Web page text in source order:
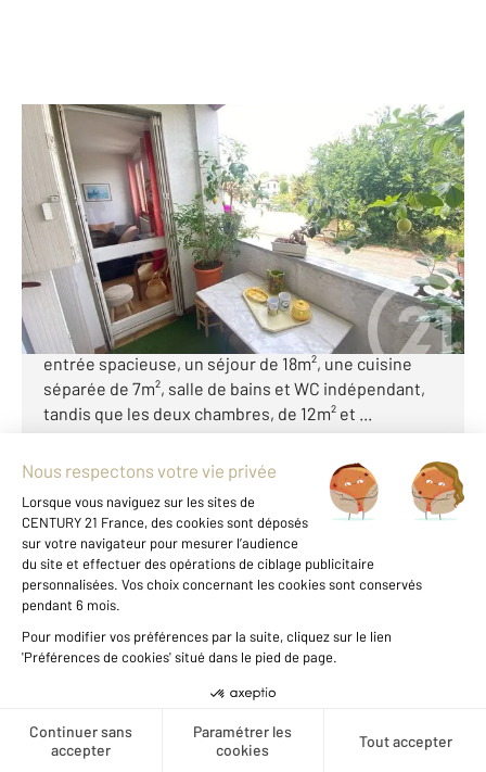
Créer une alerte
TOULOUSE 31
66,61 m
2, 3 pièces
Ref : 27612
Appartement T3 à vendre
215 100 €
Toulouse / Rangeuil (31400), Cet appartement T3 de
70m² très lumineux, qui vous accueille avec une
entrée spacieuse, un séjour de 18m², une cuisine
séparée de 7m², salle de bains et WC indépendant,
tandis que les deux chambres, de 12m² et ...
Voir le détail du bien
Exclusivité
Voir les prix au m2 de cette
zone